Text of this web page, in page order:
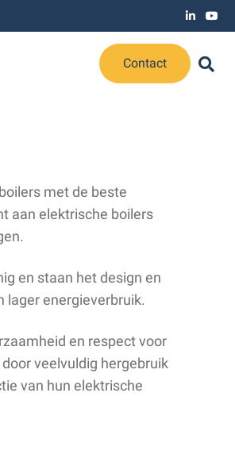
Contact
met de beste
aan elektrische boilers
en staan het design en
lager energieverbruik.
en respect voor
veelvuldig hergebruik
van hun elektrische